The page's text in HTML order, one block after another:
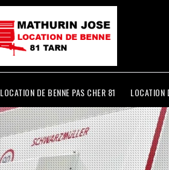
LOCATION DE BENNE PAS CHER 81 LOCATION